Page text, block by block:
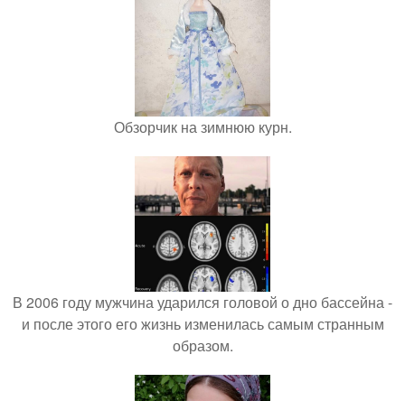
Обзорчик на зимнюю курн.
В 2006 году мужчина ударился головой о дно бассейна -
и после этого его жизнь изменилась самым странным
образом.